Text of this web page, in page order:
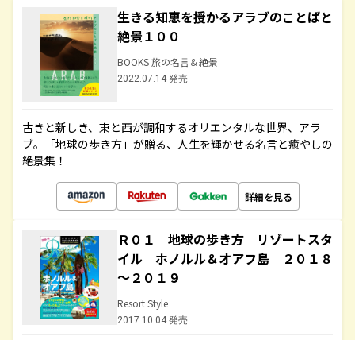
生きる知恵を授かるアラブのことばと
絶景１００
BOOKS 旅の名言＆絶景
2022.07.14 発売
古きと新しき、東と西が調和するオリエンタルな世界、アラ
ブ。「地球の歩き方」が贈る、人生を輝かせる名言と癒やしの
絶景集！
詳細を見る
Ｒ０１ 地球の歩き方 リゾートスタ
イル ホノルル＆オアフ島 ２０１８
～２０１９
Resort Style
2017.10.04 発売